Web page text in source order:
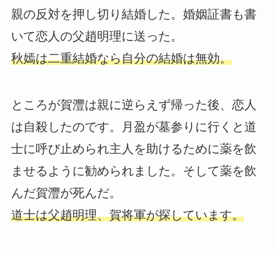
親の反対を押し切り結婚した。婚姻証書も書
いて恋人の父趙明理に送った。
秋嫣は二重結婚なら自分の結婚は無効。
ところが賀灃は親に逆らえず帰った後、恋人
は自殺したのです。月盈が墓参りに行くと道
士に呼び止められ主人を助けるために薬を飲
ませるように勧められました。そして薬を飲
んだ賀灃が死んだ。
道士は父趙明理、賀将軍が探しています。